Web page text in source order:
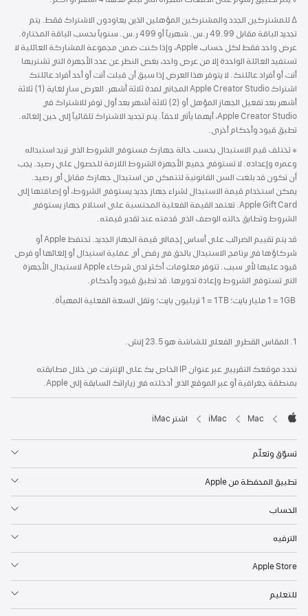
حاشية
∆ للمشتركين الجدد والمشتركين المؤهلين الذين يعاودون الاشتراك فقط. يتم
تجديد الباقة مقابل 49.99 ر.س. شهرياً أو 499 ر.س. سنوياً بحسب الباقة المختارة.
عرض واحد فقط لكل حساب Apple، وإذا كنت ضمن مجموعة المشاركة العائلية لا
تستفيد العائلة الواحدة إلا من عرض واحد، بغض النظر عن عدد الأجهزة التي تشتريها
أنت أو أفراد عائلتك. لا يتوفر هذا العرض إذا سبق أن قبلت أنت أو أحد أفراد عائلتك
اشتراك Apple Creator Studio المجاني لمدة ثلاثة أشهر. العرض سارٍ لغاية (1) ثلاثة
أشهر بعد تفعيل الجهاز المؤهل أو (2) ثلاثة أشهر بعد أول توفر للاشتراك في
Apple Creator Studio، أيهما يأتي لاحقاً. يتم تجديد الاشتراك تلقائياً إلى حين إلغائه.
تطبق قيود وأحكام أخرى.
حاشية
※تختلف قيم الاستبدال بحسب حالة جهازك مستوفي الشروط الذي تريد استبداله
وعمره وإعداده. لا تستوفي جميع الأجهزة الشروط اللازمة للحصول على رصيد. يجب
أن تكون قد بلغت السن القانونية لتتمكن من استبدال جهازك مقابل أي رصيد.
يمكن استخدام قيمة الاستبدال لشراء جهاز جديد يستوفي الشروط، أو إضافتها إلى
Apple Gift Card. تعتمد القيمة الفعلية المحتسبة على استلام جهاز يستوفي
الشروط وتطابق حالته الوصف الذي قدمته عند تقدير قيمته.
قد يتم تقييم الضرائب على أساس إجمالي قيمة الجهاز الجديد. تحتفظ Apple أو
شركاؤها في برنامج الاستبدال بالحق في رفض أي عملية استبدال أو إلغائها أو فرض
قيود عليها لأي سبب. تتوفر معلومات أكثر لدى شركاء Apple لاستبدال الأجهزة
التي تستوفي الشروط وإعادة تدويرها. قد تطبق قيود وأحكام.
1. المقاس القطري الفعلي للشاشة هو 23.5 إنش.
نحدد موقعك التقريبي عبر عنوان IP الخاص بك على الإنترنت من خلال مطابقته
بمنطقة جغرافية أو عبر الموقع الذي أدخلته في زياراتك السابقة إلى Apple.
Mac‏
iMac اشتر iMac
تسوّق وتعلّم
تطبيق المحفظة من Apple
الحساب
الترفيه
Apple Store
للتعليم